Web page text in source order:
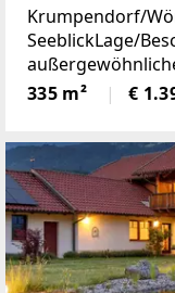
Krumpendorf/
SeeblickLage/
Wörthersee
Ausstattung und
335 m² €